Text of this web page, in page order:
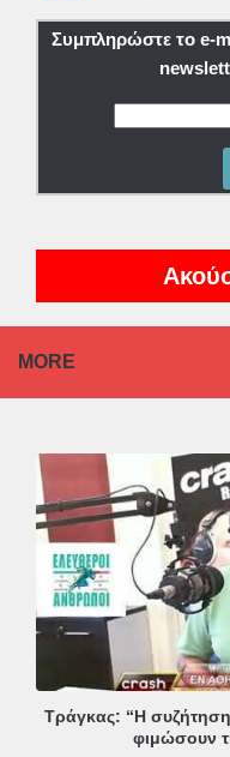
Συμπληρώστε το e-
MORE
Τράγκας: “Η
φιμώσουν